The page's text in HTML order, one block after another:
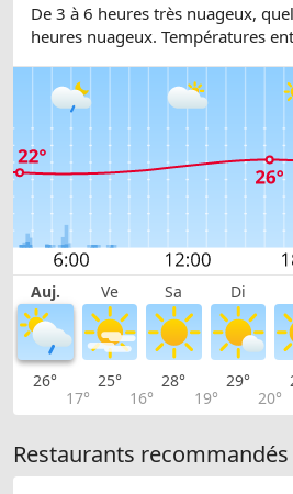
De 3 à 6 heures très nuageux,
heures nuageux. Températures
Auj. Ve Sa Di
26°
17°
25°
16°
28°
19°
29°
20°
Restaurants recommandés